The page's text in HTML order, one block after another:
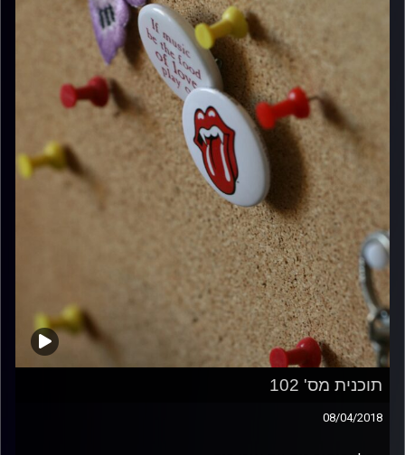
תוכנית מס' 102
08/04/2018